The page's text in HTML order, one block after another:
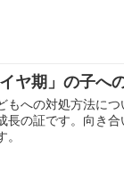
ヤ期」の子へ
への対処方法につ
長の証です。向き